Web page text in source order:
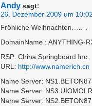
Andy sagt:
26. Dezember 2009 um
Fröhliche Weihnachten…….
DomainName : ANYTHING-
RSP: China Springboard Inc.
URL: http://www.namerich.cn
Name Server:
Name Server:
Name Server: